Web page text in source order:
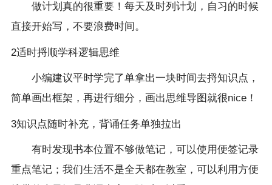
做计划真的很重要！每天及时列计划，自习的时候
直接开始写，不要浪费时间。
2适时捋顺学科逻辑思维
小编建议平时学完了单拿出一块时间去捋知识点，
简单画出框架，再进行细分，画出思维导图就很nice！
3知识点随时补充，背诵任务单独拉出
有时发现书本位置不够做笔记，可以使用便签记录
重点笔记；我们生活不是全天都在教室，可以利用方便